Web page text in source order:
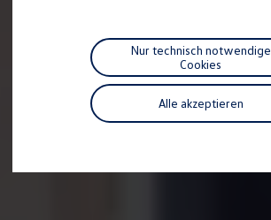
Pannen- und Unfallhilfe
Economy Service
Volkswagen Teile
Zubehör
Modellspezifisches Zubehör
Schutz und Pflege
Alle akzeptieren
Nur technisch notwendige
Cookies